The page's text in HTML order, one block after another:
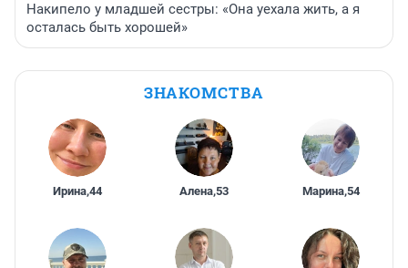
Накипело у младшей сестры: «Она уехала жить, а я
осталась быть хорошей»
ЗНАКОМСТВА
Ирина,44 Алена,53 Марина,54